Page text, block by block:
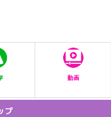
動画
プ